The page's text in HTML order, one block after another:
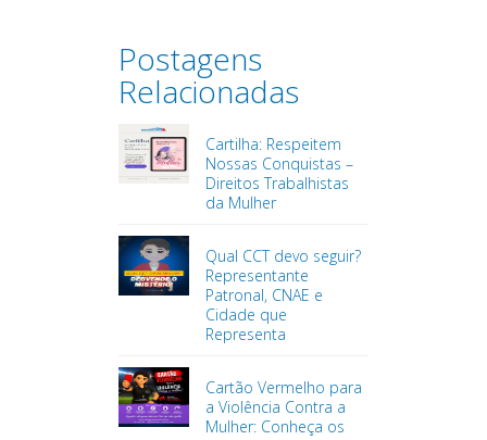
Postagens
Relacionadas
Cartilha: Respeitem
Nossas Conquistas –
Direitos Trabalhistas
da Mulher
Qual CCT devo seguir?
Representante
Patronal, CNAE e
Cidade que
Representa
Cartão Vermelho para
a Violência Contra a
Mulher: Conheça os